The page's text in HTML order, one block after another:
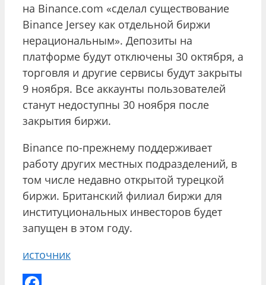
на Binance.com «сделал существование
Binance Jersey как отдельной биржи
нерациональным». Депозиты на
платформе будут отключены 30 октября, а
торговля и другие сервисы будут закрыты
9 ноября. Все аккаунты пользователей
станут недоступны 30 ноября после
закрытия биржи.
Binance по-прежнему поддерживает
работу других местных подразделений, в
том числе недавно открытой турецкой
биржи. Британский филиал биржи для
институциональных инвесторов будет
запущен в этом году.
источник